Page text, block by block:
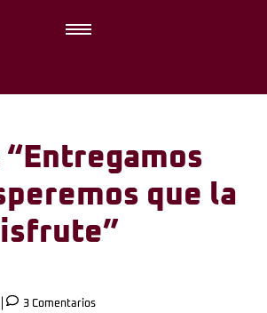
“Entregamos
que la
3 Comentarios